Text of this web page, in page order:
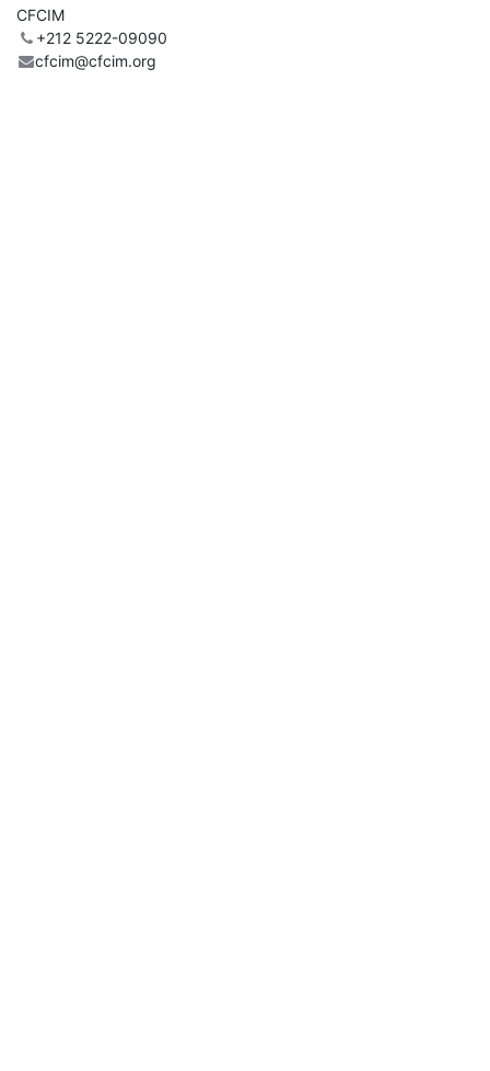
CFCIM
+212 5222-09090
cfcim@cfcim.org